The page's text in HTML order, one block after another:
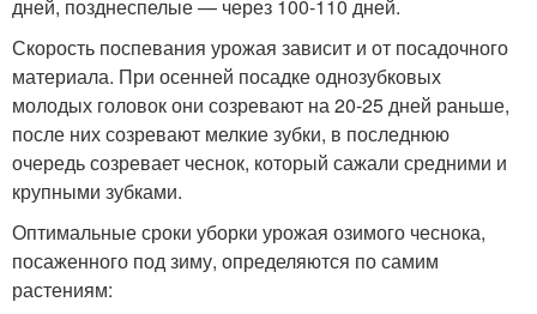
дней, позднеспелые — через 100-110 дней.
Скорость поспевания урожая зависит и от посадочного
материала. При осенней посадке однозубковых
молодых головок они созревают на 20-25 дней раньше,
после них созревают мелкие зубки, в последнюю
очередь созревает чеснок, который сажали средними и
крупными зубками.
Оптимальные сроки уборки урожая озимого чеснока,
посаженного под зиму, определяются по самим
растениям: